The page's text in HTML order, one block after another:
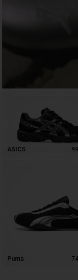
ASICS
Puma